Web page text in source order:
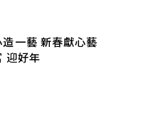
一藝 新春獻心藝
迎好年